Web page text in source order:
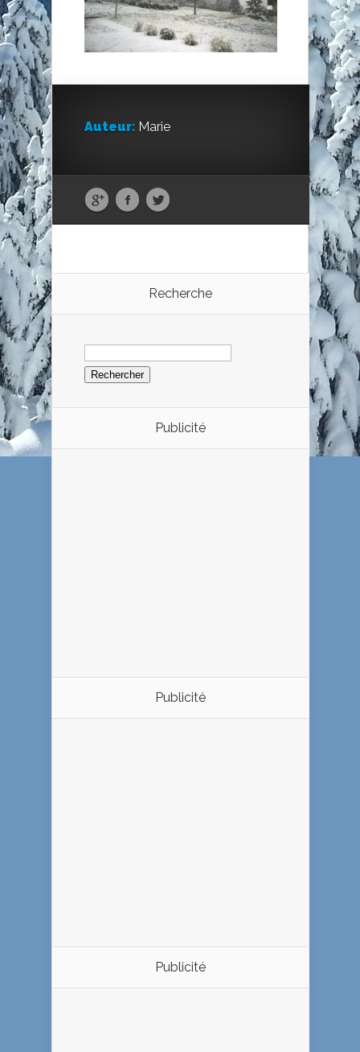
Auteur: Marie
Recherche
Rechercher :
Publicité
Publicité
Publicité